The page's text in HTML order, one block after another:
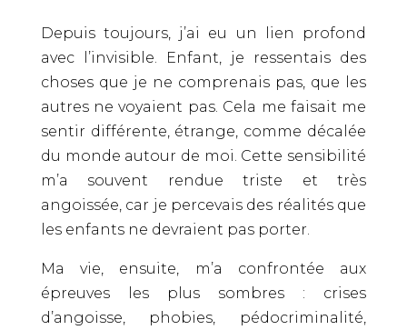
Depuis toujours, j’ai eu un lien profond
avec l’invisible. Enfant, je ressentais des
choses que je ne comprenais pas, que les
autres ne voyaient pas. Cela me faisait me
sentir différente, étrange, comme décalée
du monde autour de moi. Cette sensibilité
m’a souvent rendue triste et très
angoissée, car je percevais des réalités que
les enfants ne devraient pas porter.
Ma vie, ensuite, m’a confrontée aux
épreuves les plus sombres : crises
d’angoisse, phobies, pédocriminalité,